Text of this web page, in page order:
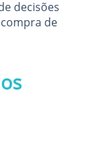
decisões
de